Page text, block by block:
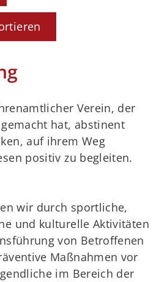
Verein, der
hat, abstinent
auf ihrem Weg
positiv zu begleiten.
wir durch sportliche,
und kulturelle Aktivitäten
von Betroffenen
Maßnahmen vor
im Bereich der